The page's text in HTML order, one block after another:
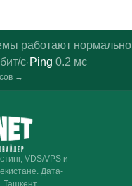
работают нормально
с· Ping 0.2 мс
→
VDS/VPS и
Дата-
Ташкент.